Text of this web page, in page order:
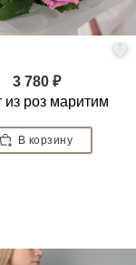
3 780 ₽
из роз маритим
В корзину